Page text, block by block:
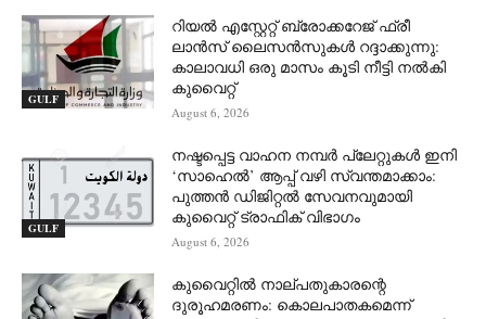
GULF
റിയൽ എസ്റ്റേറ്റ് ബ്രോക്കറേജ് ഫ്രീ
ലാൻസ് ലൈസൻസുകൾ റദ്ദാക്കുന്നു:
കാലാവധി ഒരു മാസം കൂടി നീട്ടി നൽകി
കുവൈറ്റ്
August 6, 2026
GULF
നഷ്ടപ്പെട്ട വാഹന നമ്പർ പ്ലേറ്റുകൾ ഇനി
‘സാഹെൽ’ ആപ്പ് വഴി സ്വന്തമാക്കാം:
പുത്തൻ ഡിജിറ്റൽ സേവനവുമായി
കുവൈറ്റ് ട്രാഫിക് വിഭാഗം
August 6, 2026
കുവൈറ്റിൽ നാല്പതുകാരന്റെ
ദുരൂഹമരണം: കൊലപാതകമെന്ന്